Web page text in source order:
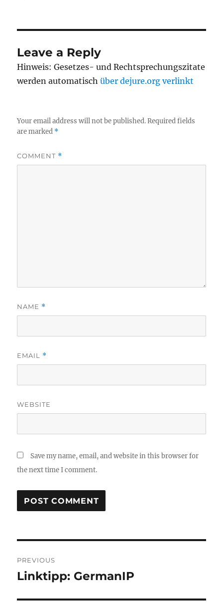
Leave a Reply
Hinweis: Gesetzes- und Rechtsprechungszitate
werden automatischüber dejure.org verlinkt
Your email address will not be published. Required fields
are marked *
COMMENT *
NAME *
EMAIL *
WEBSITE
Save my name, email, and website in this browser for
the next time I comment.
navigation
PREVIOUS
Previous
Linktipp: GermanIP